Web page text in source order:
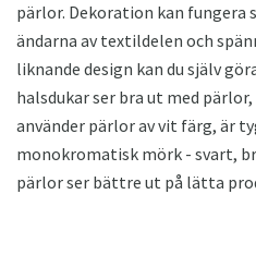
pärlor. Dekoration kan
ändarna av textildelen och
liknande design kan du själv
halsdukar ser bra ut med
använder pärlor av vit färg, är
monokromatisk mörk - svart,
pärlor ser bättre ut på lätta